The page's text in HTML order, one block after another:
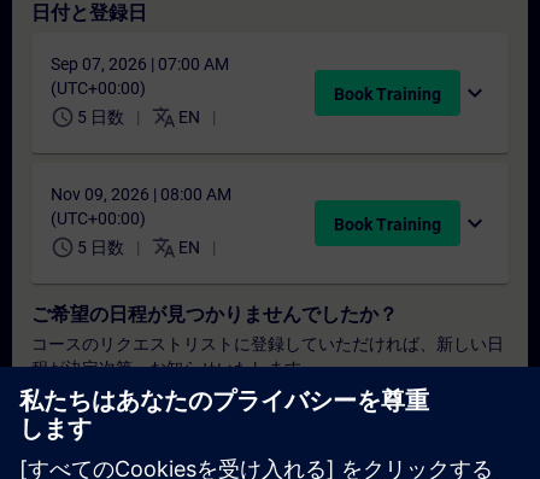
日付と登録日
Sep 07, 2026 | 07:00 AM
(UTC+00:00)
schedule 5 日数 translate EN
Book Training expand_more
Nov 09, 2026 | 08:00 AM
(UTC+00:00)
schedule 5 日数 translate EN
Book Training expand_more
ご希望の日程が見つかりませんでしたか？
コースのリクエストリストに登録していただければ、新しい日
程が決定次第、お知らせいたします。
通知サービスを有効にする